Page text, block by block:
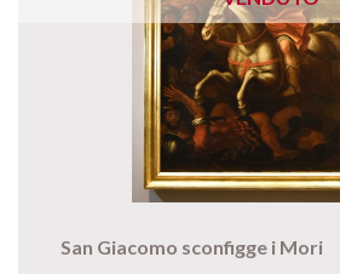
San Giacomo sconfigge i Mori